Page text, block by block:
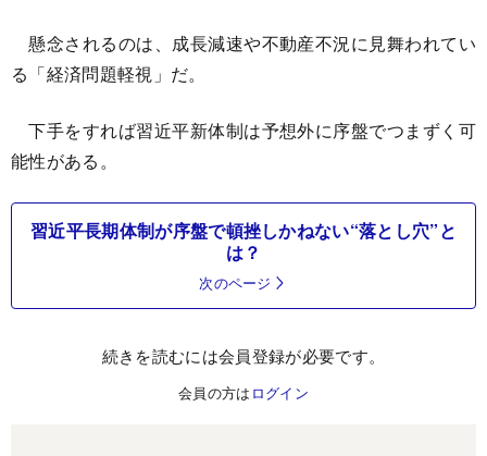
懸念されるのは、成長減速や不動産不況に見舞われてい
る「経済問題軽視」だ。
下手をすれば習近平新体制は予想外に序盤でつまずく可
能性がある。
習近平長期体制が序盤で頓挫しかねない“落とし穴”と
は？
次のページ
続きを読むには会員登録が必要です。
会員の方は ログイン